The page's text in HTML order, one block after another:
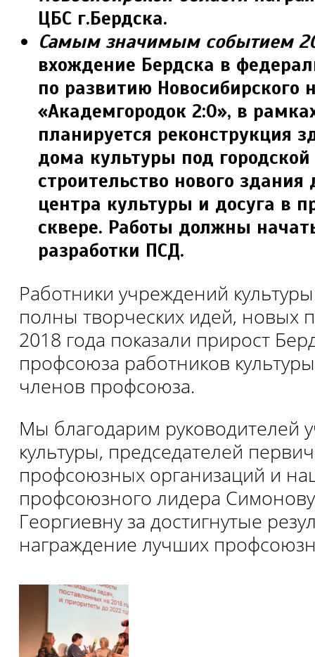
ЦБС г.Бердска.
Самым значимым событием
вхождение Бердска в
по развитию Новосибирского
«Академгородок 2:0», в
планируется реконструкция
дома культуры под городской
строительство нового здания
центра культуры и досуга в
сквере. Работы должны
разработки ПСД.
Работники учреждений
полны творческих идей, новых
2018 года показали прирост
профсоюза работников
членов профсоюза.
Мы благодарим руководителей
культуры, председателей
профсоюзных организаций и
профсоюзного лидера
Георгиевну за достигнутые
награждение лучших